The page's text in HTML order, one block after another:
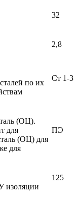
32
2,8
по их
Ст 1-3
(ОЦ).
для
(ОЦ) для
для
ПЭ
изоляции
125